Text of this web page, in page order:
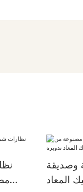
وصديقة
المعاد